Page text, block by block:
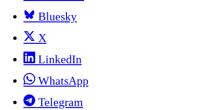
Bluesky
X
LinkedIn
WhatsApp
Telegram